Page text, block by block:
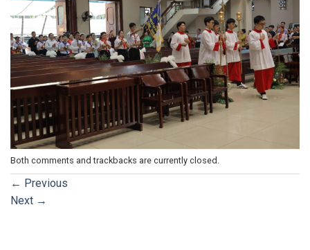
Both comments and trackbacks are currently closed.
← Previous
Next →